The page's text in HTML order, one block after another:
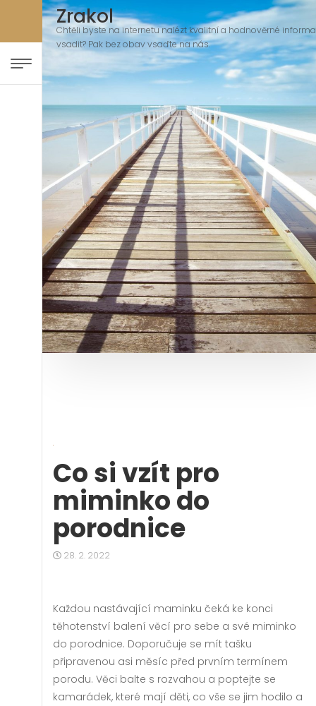
Zrakol
Chtěli byste na internetu nalézt kvalitní a hodnověrné
vsadit? Pak bez obav vsaďte na nás.
Co si vzít pro
miminko do
porodnice
28. 2. 2022
Každou nastávající maminku čeká ke konci
těhotenství balení věcí pro sebe a své miminko
do porodnice. Doporučuje se mít tašku
připravenou asi měsíc před prvním termínem
porodu. Věci balte s rozvahou a poptejte se
kamarádek, které mají děti, co vše se jim hodilo a